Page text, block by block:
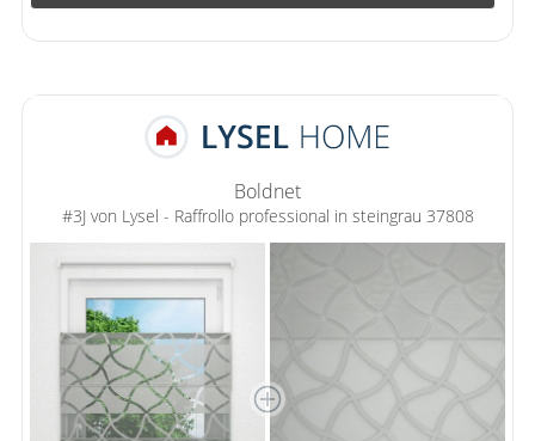
Boldnet
#3J von Lysel - Raffrollo professional in steingrau 37808